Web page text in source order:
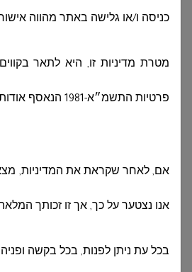
כניסה ו/או גלישה באתר מהווה
מטרת מדיניות זו, היא לתאר
פרטיות התשמ״א-1981 הנאסף אודותיך במסגרת הגלישה באתר, אשר נמסר על ידך או בשמך לצורך קבלת השירותים
אם, לאחר שקראת את המדיניות,
אנו נצטער על כך, אך זו זכותך
בכל עת ניתן לפנות, בכל בקשה